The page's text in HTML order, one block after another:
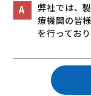
弊社では、
療機関の皆
を行ってお